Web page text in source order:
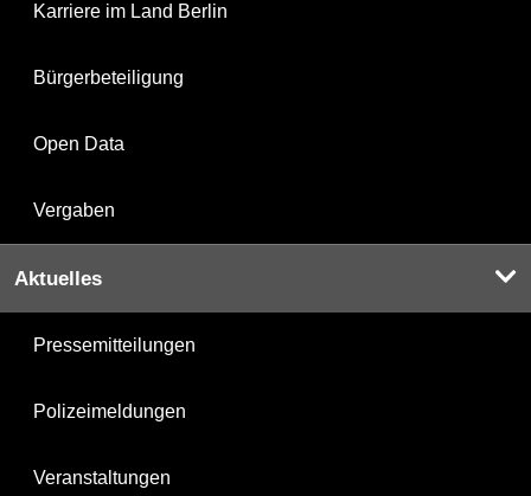
Karriere im Land Berlin
Bürgerbeteiligung
Open Data
Vergaben
Aktuelles
Pressemitteilungen
Polizeimeldungen
Veranstaltungen